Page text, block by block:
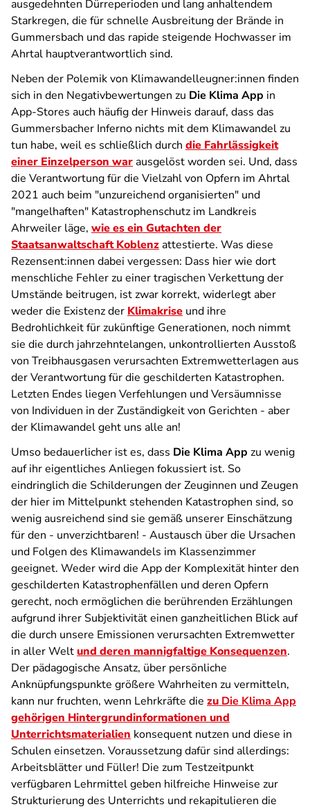
ausgedehnten Dürreperioden und lang anhaltendem
Starkregen, die für schnelle Ausbreitung der Brände in
Gummersbach und das rapide steigende Hochwasser im
Ahrtal hauptverantwortlich sind.
Neben der Polemik von Klimawandelleugner:innen finden
sich in den Negativbewertungen zu Die Klima App in
App-Stores auch häufig der Hinweis darauf, dass das
Gummersbacher Inferno nichts mit dem Klimawandel zu
tun habe, weil es schließlich durch die Fahrlässigkeit
einer Einzelperson warausgelöst worden sei. Und, dass
die Verantwortung für die Vielzahl von Opfern im Ahrtal
2021 auch beim "unzureichend organisierten" und
"mangelhaften" Katastrophenschutz im Landkreis
Ahrweiler läge, wie es ein Gutachten der
Staatsanwaltschaft Koblenzattestierte. Was diese
Rezensent:innen dabei vergessen: Dass hier wie dort
menschliche Fehler zu einer tragischen Verkettung der
Umstände beitrugen, ist zwar korrekt, widerlegt aber
weder die Existenz der Klimakrise und ihre
Bedrohlichkeit für zukünftige Generationen, noch nimmt
sie die durch jahrzehntelangen, unkontrollierten Ausstoß
von Treibhausgasen verursachten Extremwetterlagen aus
der Verantwortung für die geschilderten Katastrophen.
Letzten Endes liegen Verfehlungen und Versäumnisse
von Individuen in der Zuständigkeit von Gerichten - aber
der Klimawandel geht uns alle an!
Umso bedauerlicher ist es, dass Die Klima App zu wenig
auf ihr eigentliches Anliegen fokussiert ist. So
eindringlich die Schilderungen der Zeuginnen und Zeugen
der hier im Mittelpunkt stehenden Katastrophen sind, so
wenig ausreichend sind sie gemäß unserer Einschätzung
für den - unverzichtbaren! - Austausch über die Ursachen
und Folgen des Klimawandels im Klassenzimmer
geeignet. Weder wird die App der Komplexität hinter den
geschilderten Katastrophenfällen und deren Opfern
gerecht, noch ermöglichen die berührenden Erzählungen
aufgrund ihrer Subjektivität einen ganzheitlichen Blick auf
die durch unsere Emissionen verursachten Extremwetter
in aller Weltund deren mannigfaltige Konsequenzen.
Der pädagogische Ansatz, über persönliche
Anknüpfungspunkte größere Wahrheiten zu vermitteln,
kann nur fruchten, wenn Lehrkräfte die zu Die Klima App
gehörigen Hintergrundinformationen und
Unterrichtsmaterialien konsequent nutzen und diese in
Schulen einsetzen. Voraussetzung dafür sind allerdings:
Arbeitsblätter und Füller! Die zum Testzeitpunkt
verfügbaren Lehrmittel geben hilfreiche Hinweise zur
Strukturierung des Unterrichts und rekapitulieren die